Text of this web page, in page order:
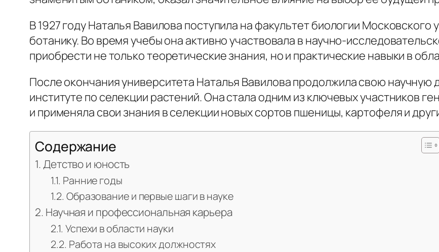
В 1927 году Наталья Вавилова поступила на факультет биологии Московского
ботанику. Во время учебы она активно участвовала в научно-
приобрести не только теоретические знания, но и практические навыки в
После окончания университета Наталья Вавилова продолжила свою научную
институте по селекции растений. Она стала одним из ключевых участников
и применяла свои знания в селекции новых сортов пшеницы, картофеля и
Содержание
Детство и юность
Ранние годы
Образование и первые шаги в науке
Научная и профессиональная карьера
Успехи в области науки
Работа на высоких должностях